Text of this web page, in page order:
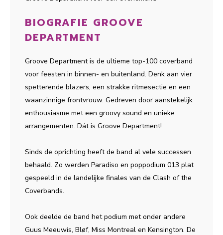
BIOGRAFIE GROOVE
DEPARTMENT
Groove Department is de ultieme top-100 coverband
voor feesten in binnen- en buitenland. Denk aan vier
spetterende blazers, een strakke ritmesectie en een
waanzinnige frontvrouw. Gedreven door aanstekelijk
enthousiasme met een groovy sound en unieke
arrangementen. Dát is Groove Department!
Sinds de oprichting heeft de band al vele successen
behaald. Zo werden Paradiso en poppodium 013 plat
gespeeld in de landelijke finales van de Clash of the
Coverbands.
Ook deelde de band het podium met onder andere
Guus Meeuwis, Bløf, Miss Montreal en Kensington. De